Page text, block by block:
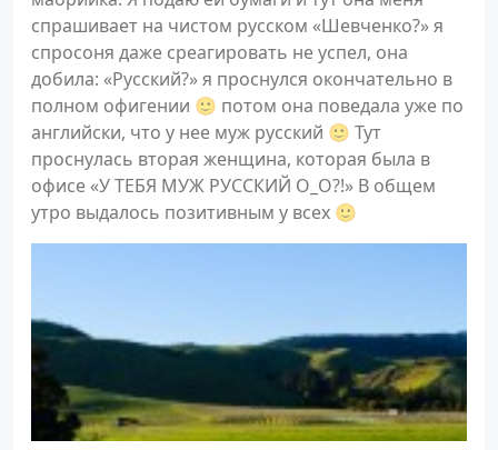
спрашивает на чистом русском «Шевченко?» я
спросоня даже среагировать не успел, она
добила: «Русский?» я проснулся окончательно в
полном офигении 🙂 потом она поведала уже по
английски, что у нее муж русский 🙂 Тут
проснулась вторая женщина, которая была в
офисе «У ТЕБЯ МУЖ РУССКИЙ О_О?!» В общем
утро выдалось позитивным у всех 🙂